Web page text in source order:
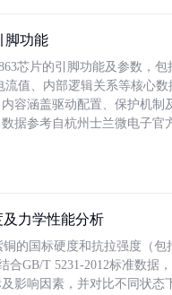
脚功能
芯片的引脚功能及参数，包
流值、内部逻辑关系等核心数
容涵盖驱动配置、保护机制
据参考自杭州士兰微电子官
力学性能分析
的国标硬度和抗拉强度（包
合GB/T 5231-2012标准数据
影响因素，并对比不同状态